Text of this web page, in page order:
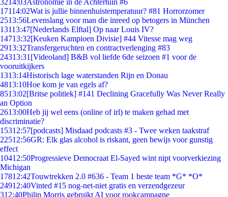
3214:03Astronomie in de Achtertuin #6
17114:02Wat is jullie binnenhuistemperatuur? #81 Horrorzomer
2513:56Levenslang voor man die inreed op betogers in München
13113:47[Nederlands Elftal] Op naar Louis IV?
14713:32[Keuken Kampioen Divisie] #44 Vitesse mag weg
2913:32Transfergeruchten en contractverlenging #83
24313:31 [Videoland] B&B vol liefde 6de seizoen #1 voor de
vooruitkijkers
1313:14Historisch lage waterstanden Rijn en Donau
4813:10Hoe kom je van egels af?
8513:02[Britse politiek] #141 Declining Gracefully Was Never Really
an Option
2613:00Heb jij wel eens (online of irl) te maken gehad met
discriminatie?
15312:57[podcasts] Misdaad podcasts #3 - Twee weken taakstraf
22512:56GR: Elk glas alcohol is riskant, geen bewijs voor gunstig
effect
10412:50Progressieve Democraat El-Sayed wint nipt voorverkiezing
Michigan
17812:42Touwtrekken 2.0 #636 - Team 1 beste team *G* *O*
24912:40Vinted #15 nog-net-niet gratis en verzendgezeur
312:40Philip Morris gebruikt AI voor rookcampagne